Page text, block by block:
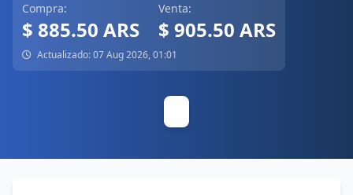
Compra:
$ 885.50 ARS
Venta:
$ 905.50 ARS
Actualizado: 07 Aug 2026, 01:01